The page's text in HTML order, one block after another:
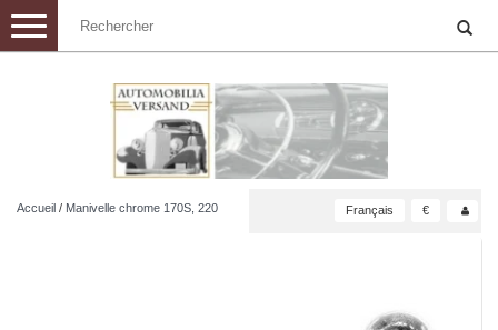
Toggle
navigation
Accueil / Manivelle chrome 170S, 220 Français €